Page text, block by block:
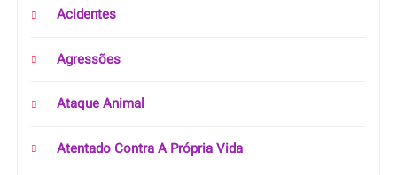
Acidentes
Agressões
Ataque Animal
Atentado Contra A Própria Vida